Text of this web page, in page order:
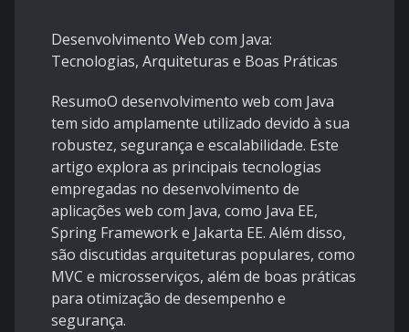
Desenvolvimento Web com Java:
Tecnologias, Arquiteturas e Boas Práticas
ResumoO desenvolvimento web com Java
tem sido amplamente utilizado devido à sua
robustez, segurança e escalabilidade. Este
artigo explora as principais tecnologias
empregadas no desenvolvimento de
aplicações web com Java, como Java EE,
Spring Framework e Jakarta EE. Além disso,
são discutidas arquiteturas populares, como
MVC e microsserviços, além de boas práticas
para otimização de desempenho e
segurança.